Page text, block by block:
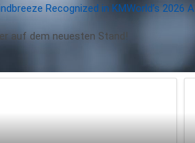
Recognized in KMWorld’s
auf dem neuesten Stand!